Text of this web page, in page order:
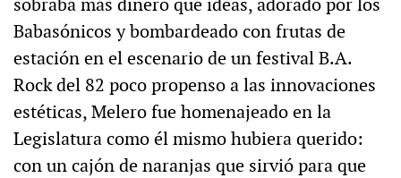
Babasónicos y bombardeado con frutas de
estación en el escenario de un festival B.A.
Rock del 82 poco propenso a las innovaciones
estéticas, Melero fue homenajeado en la
Legislatura como él mismo hubiera querido:
con un cajón de naranjas que sirvió para que